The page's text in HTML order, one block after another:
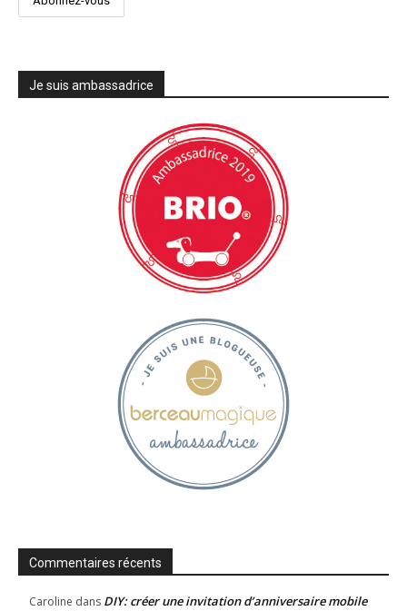
Je suis ambassadrice
Commentaires récents
Caroline dans DIY: créer une invitation d’anniversaire mobile